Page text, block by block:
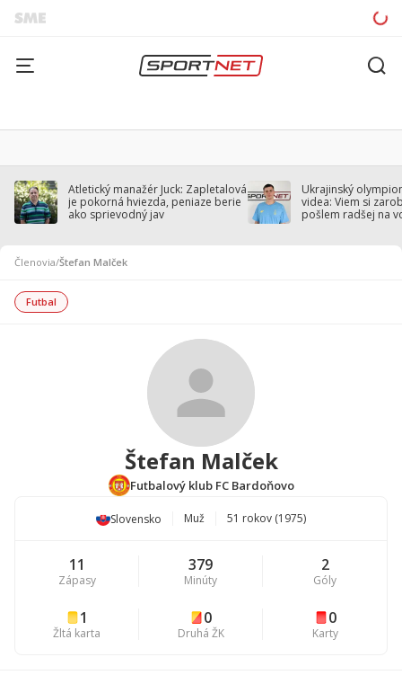
Atletický manažér Juck: Zapletalová
je pokorná hviezda, peniaze berie
ako sprievodný jav
Ukrajinský
videa: Viem si
pošlem radšej na
Členovia/Štefan Malček
Futbal
Štefan Malček
Futbalový klub FC Bardoňovo
Slovensko Muž 51 rokov (1975)
11
Zápasy
379
Minúty
2
Góly
1
Žltá karta
0
Druhá ŽK
0
Karty